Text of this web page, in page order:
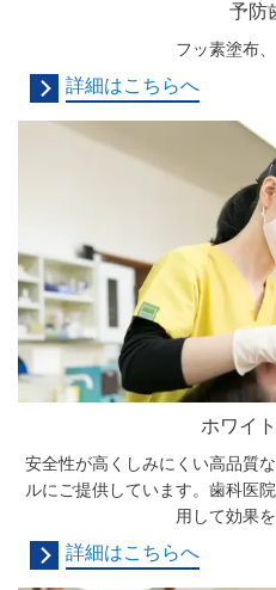
予防
フッ素塗布
詳細はこちらへ
ホワイ
安全性が高くしみにくい高品質
ルにご提供しています。歯科医
用して効果
詳細はこちらへ